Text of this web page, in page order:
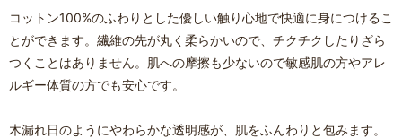
コットン100%のふわりとした優しい触り心地で快適に身につけるこ
とができます。繊維の先が丸く柔らかいので、チクチクしたりざら
つくことはありません。肌への摩擦も少ないので敏感肌の方やアレ
ルギー体質の方でも安心です。
木漏れ日のようにやわらかな透明感が、肌をふんわりと包みます。